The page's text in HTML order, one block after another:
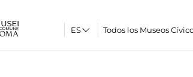
Todos los Museos